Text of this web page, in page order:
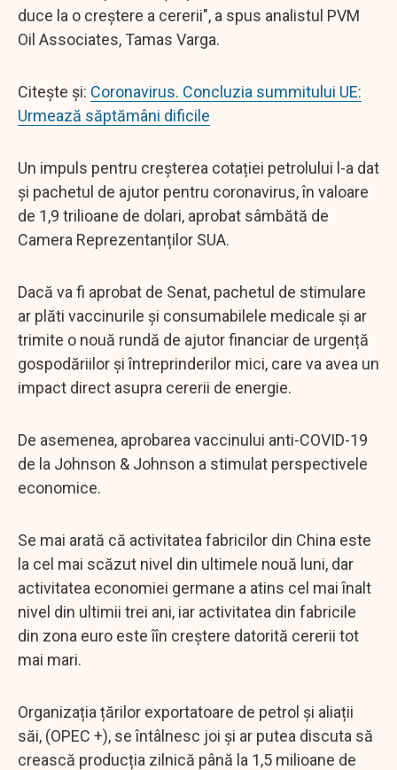
duce la o creștere a cererii", a spus analistul PVM
Oil Associates, Tamas Varga.
Citește și: Coronavirus. Concluzia summitului UE:
Urmează săptămâni dificile
Un impuls pentru creșterea cotației petrolului l-a dat
și pachetul de ajutor pentru coronavirus, în valoare
de 1,9 trilioane de dolari, aprobat sâmbătă de
Camera Reprezentanților SUA.
Dacă va fi aprobat de Senat, pachetul de stimulare
ar plăti vaccinurile și consumabilele medicale și ar
trimite o nouă rundă de ajutor financiar de urgență
gospodăriilor și întreprinderilor mici, care va avea un
impact direct asupra cererii de energie.
De asemenea, aprobarea vaccinului anti-COVID-19
de la Johnson & Johnson a stimulat perspectivele
economice.
Se mai arată că activitatea fabricilor din China este
la cel mai scăzut nivel din ultimele nouă luni, dar
activitatea economiei germane a atins cel mai înalt
nivel din ultimii trei ani, iar activitatea din fabricile
din zona euro este îîn creștere datorită cererii tot
mai mari.
Organizația țărilor exportatoare de petrol și aliații
săi, (OPEC +), se întâlnesc joi și ar putea discuta să
crească producția zilnică până la 1,5 milioane de